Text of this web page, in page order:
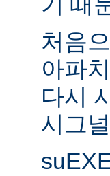
처음
아파
다시
시그